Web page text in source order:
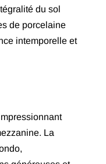
du sol
de porcelaine
intemporelle et
La